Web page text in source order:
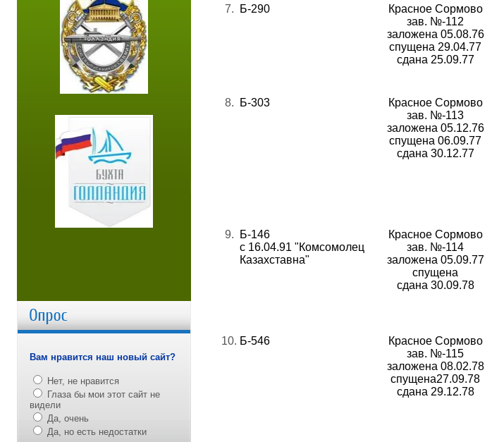
Вам нравится наш новый сайт?
Нет, не нравится
Глаза бы мои этот сайт не
видели
Да, очень
Да, но есть недостатки
7.
Б-290
Красное Сормово
зав. №-112
заложена 05.08.76
спущена 29.04.77
сдана 25.09.77
8. Б-303
Красное Сормово
зав. №-113
заложена 05.12.76
спущена 06.09.77
сдана 30.12.77
9.
Б-146
с 16.04.91 "Комсомолец
Казахставна"
Красное Сормово
зав. №-114
заложена 05.09.77
спущена
сдана 30.09.78
10. Б-546
Красное Сормово
зав. №-115
заложена 08.02.78
спущена27.09.78
сдана 29.12.78